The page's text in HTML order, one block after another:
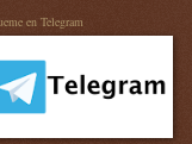
en Telegram